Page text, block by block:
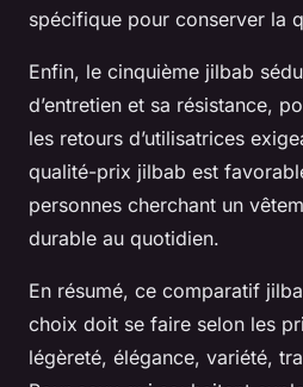
spécifique pour conserver la
Enfin, le cinquième jilbab
d’entretien et sa résistance,
les retours d’utilisatrices
qualité-prix jilbab est
personnes cherchant un
durable au quotidien.
En résumé, ce comparatif
choix doit se faire selon les
légèreté, élégance, variété,